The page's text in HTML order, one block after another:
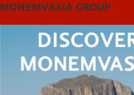
MONEMVASIA GROUP